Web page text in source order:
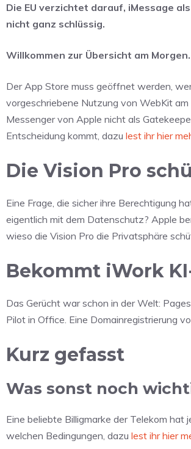
Die EU verzichtet darauf, iMessage
nicht ganz schlüssig.
Willkommen zur Übersicht am Morgen.
Der App Store muss geöffnet werden,
vorgeschriebene Nutzung von WebKit
Messenger von Apple nicht als
Entscheidung kommt, dazu lest ihr hier
Die Vision Pro
Eine Frage, die sicher ihre Berechtigung
eigentlich mit dem Datenschutz? Apple
wieso die Vision Pro die Privatsphäre
Bekommt iWork
Das Gerücht war schon in der Welt:
Pilot in Office. Eine Domainregistrierung
Kurz gefasst
Was sonst noch
Eine beliebte Billigmarke der Telekom
welchen Bedingungen, dazu lest ihr hier